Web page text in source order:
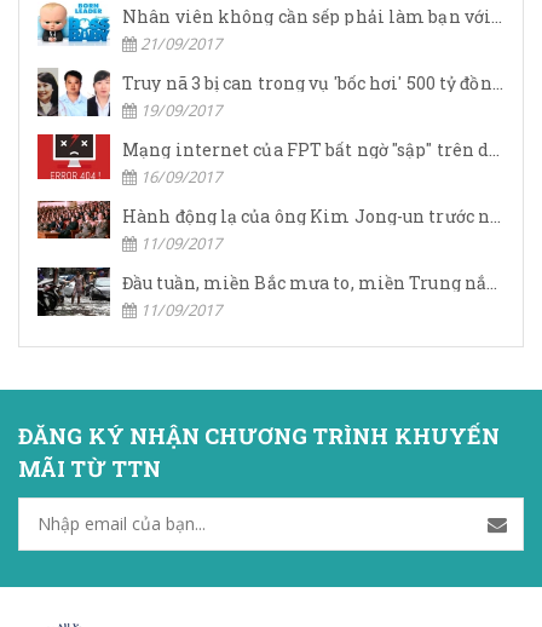
21/09/2017
19/09/2017
16/09/2017
11/09/2017
11/09/2017
ĐĂNG KÝ NHẬN CHƯƠNG TRÌNH KHUYẾN
MÃI TỪ TTN